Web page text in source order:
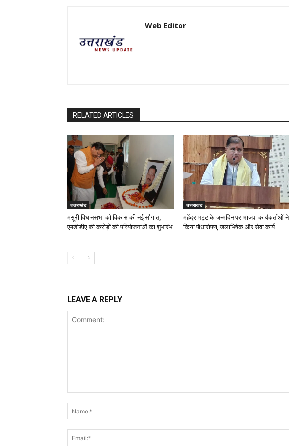
Web Editor
RELATED ARTICLES
उत्तराखंड
मसूरी विधानसभा को विकास की नई सौगात,
एमडीडीए की करोड़ों की परियोजनाओं का शुभारंभ
उत्तराखंड
महेंद्र भट्ट के जन्मदिन पर भाजपा कार्यकर्ताओं ने
किया पौधारोपण, जलाभिषेक और सेवा कार्य
LEAVE A REPLY